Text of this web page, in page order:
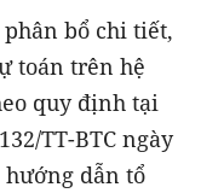
bổ chi tiết,
toán trên hệ
quy định tại
TT-BTC ngày
hướng dẫn tổ